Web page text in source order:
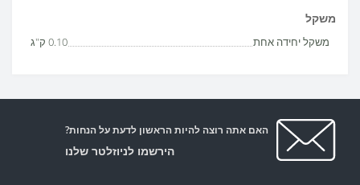
משקל
משקל יחידה אחת 0.10 ק"ג
האם אתה רוצה להיות הראשון לדעת על הנחות?
הירשמו לניוזלטר שלנו